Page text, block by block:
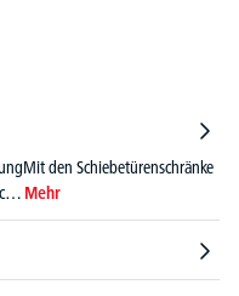
den Schiebetürenschränke
Mehr